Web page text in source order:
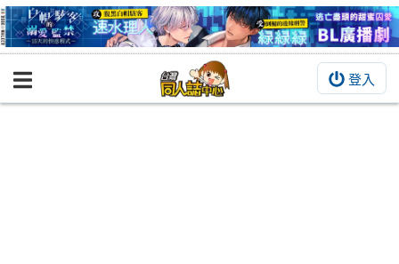
登入
BOOKY書集倉庫